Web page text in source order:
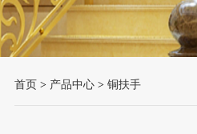
首页 > 产品中心 > 铜扶手